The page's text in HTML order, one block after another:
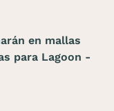
en mallas
para Lagoon -